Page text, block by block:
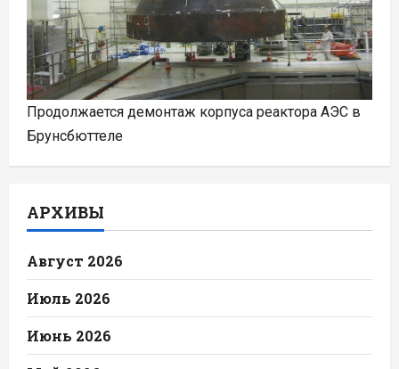
Продолжается демонтаж корпуса реактора АЭС в
Брунсбюттеле
АРХИВЫ
Август 2026
Июль 2026
Июнь 2026